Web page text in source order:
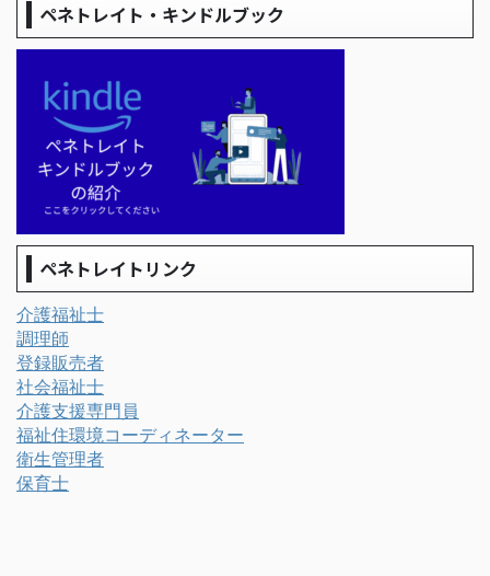
ペネトレイト・キンドルブック
ペネトレイトリンク
介護福祉士
調理師
登録販売者
社会福祉士
介護支援専門員
福祉住環境コーディネーター
衛生管理者
保育士